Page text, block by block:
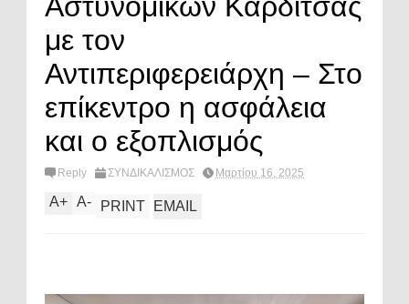
με τον
Αντιπεριφερειάρχη – Στο
επίκεντρο η ασφάλεια
και ο εξοπλισμός
Reply ΣΥΝΔΙΚΑΛΙΣΜΟΣ Μαρτίου 16, 2025
A+ A- PRINT EMAIL